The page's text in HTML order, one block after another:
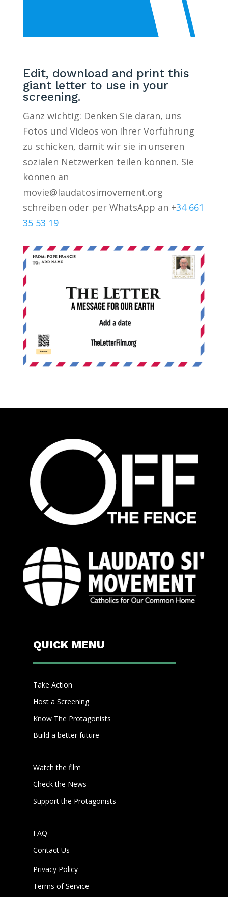
Edit, download and print this
giant letter to use in your
screening.
Ganz wichtig: Denken Sie daran, uns
Fotos und Videos von Ihrer Vorführung
zu schicken, damit wir sie in unseren
sozialen Netzwerken teilen können. Sie
können an
movie@laudatosimovement.org
schreiben oder per WhatsApp an +34 661
35 53 19
QUICK MENU
Take Action
Host a Screening
Know The Protagonists
Build a better future
Watch the film
Check the News
Support the Protagonists
FAQ
Contact Us
Privacy Policy
Terms of Service